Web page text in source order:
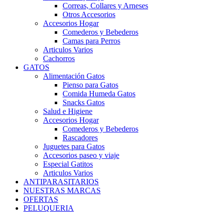
Correas, Collares y Arneses
Otros Accesorios
Accesorios Hogar
Comederos y Bebederos
Camas para Perros
Articulos Varios
Cachorros
GATOS
Alimentación Gatos
Pienso para Gatos
Comida Humeda Gatos
Snacks Gatos
Salud e Higiene
Accesorios Hogar
Comederos y Bebederos
Rascadores
Juguetes para Gatos
Accesorios paseo y viaje
Especial Gatitos
Articulos Varios
ANTIPARASITARIOS
NUESTRAS MARCAS
OFERTAS
PELUQUERIA